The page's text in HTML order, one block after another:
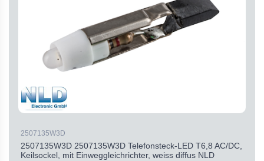
2507135W3D
2507135W3D 2507135W3D Telefonsteck-LED T6,8 AC/DC,
Keilsockel, mit Einweggleichrichter, weiss diffus NLD